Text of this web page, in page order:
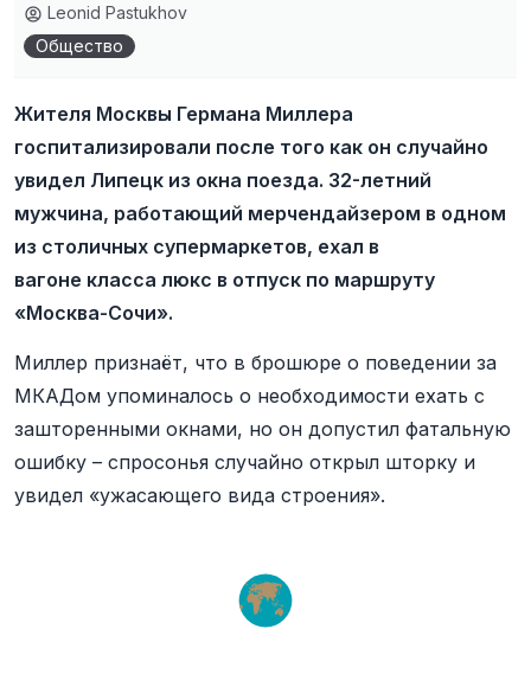
Leonid Pastukhov
Общество
Жителя Москвы Германа Миллера
госпитализировали после того как он случайно
увидел Липецк из окна поезда. 32-летний
мужчина, работающий мерчендайзером в одном
из столичных супермаркетов, ехал в
вагоне класса люкс в отпуск по маршруту
«Москва-Сочи».
Миллер признаёт, что в брошюре о поведении за
МКАДом упоминалось о необходимости ехать с
зашторенными окнами, но он допустил фатальную
ошибку – спросонья случайно открыл шторку и
увидел «ужасающего вида строения».